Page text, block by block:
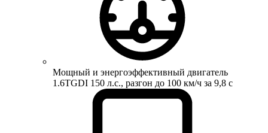
Мощный и энергоэффективный двигатель
1.6TGDI 150 л.с., разгон до 100 км/ч за 9,8 с